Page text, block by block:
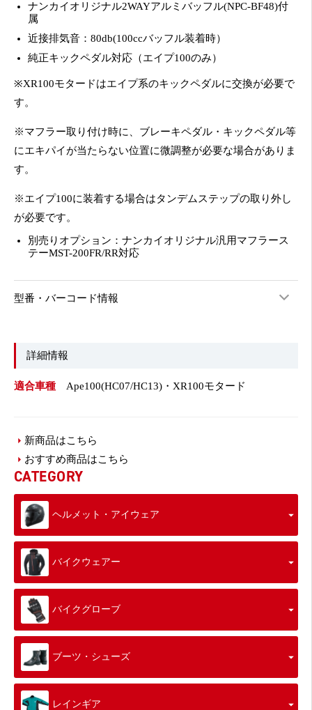
ナンカイオリジナル2WAYアルミバッフル(NPC-BF48)付
属
近接排気音：80db(100ccバッフル装着時）
純正キックペダル対応（エイプ100のみ）
※XR100モタードはエイプ系のキックペダルに交換が必要で
す。
※マフラー取り付け時に、ブレーキペダル・キックペダル等
にエキパイが当たらない位置に微調整が必要な場合がありま
す。
※エイプ100に装着する場合はタンデムステップの取り外し
が必要です。
別売りオプション：ナンカイオリジナル汎用マフラース
テーMST-200FR/RR対応
型番・バーコード情報
詳細情報
適合車種 Ape100(HC07/HC13)・XR100モタード
新商品はこちら
おすすめ商品はこちら
CATEGORY
ヘルメット・アイウェア
バイクウェアー
バイクグローブ
ブーツ・シューズ
レインギア